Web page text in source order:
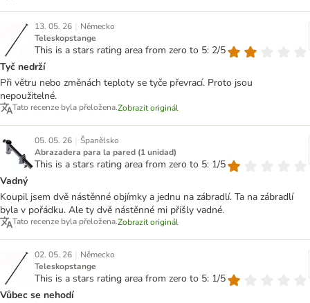
13. 05. 26 | Německo
Teleskopstange
This is a stars rating area from zero to 5: 2/5
Tyč nedrží
Při větru nebo změnách teploty se tyče převrací. Proto jsou
nepoužitelné.
Tato recenze byla přeložena.Zobrazit originál
05. 05. 26 | Španělsko
Abrazadera para la pared (1 unidad)
This is a stars rating area from zero to 5: 1/5
Vadný
Koupil jsem dvě nástěnné objímky a jednu na zábradlí. Ta na zábradlí
byla v pořádku. Ale ty dvě nástěnné mi přišly vadné.
Tato recenze byla přeložena.Zobrazit originál
02. 05. 26 | Německo
Teleskopstange
This is a stars rating area from zero to 5: 1/5
Vůbec se nehodí